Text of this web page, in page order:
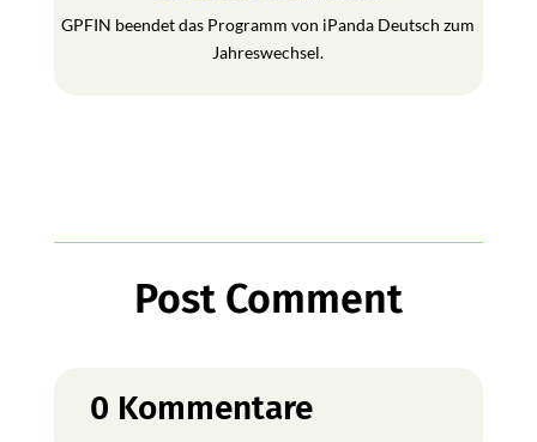
GPFIN beendet das Programm von iPanda Deutsch zum
Jahreswechsel.
Post Comment
0 Kommentare